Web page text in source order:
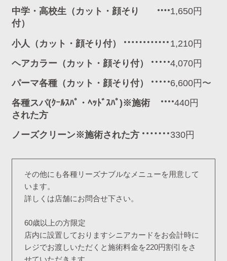
中学・高校生（カット・顔そり
付）
1,650円
小人（カット・顔そり付）
1,210円
ヘアカラー（カット・顔そり付）
4,070円
パーマ各種（カット・顔そり付）
6,600円〜
各種スパ(ｸｰﾙｽﾊﾟ・ﾍｯﾄﾞｽﾊﾟ)※施術
された方
440円
ノーズクリーン※施術された方 330円
その他にも各種リーズナブルなメニューを用意して
います。
詳しくは店舗にお問合せ下さい。
60歳以上の方限定
店内に設置しておりますシニアカードをお会計時に
レジでお渡しいただくと施術料金を220円割引をさ
せていただきます。